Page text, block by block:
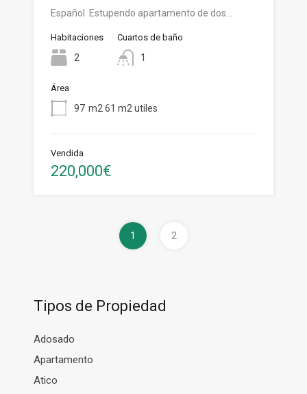
Español Estupendo apartamento de dos…
Habitaciones
2
Cuartos de baño
1
Área
97 m2 61 m2 utiles
Vendida
220,000€
1 2
Tipos de Propiedad
Adosado
Apartamento
Atico